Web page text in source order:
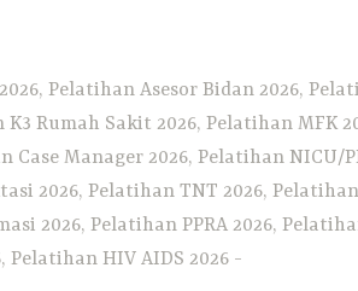
Pelatihan Asesor Bidan 2026,
Rumah Sakit 2026, Pelatihan MFK
Case Manager 2026, Pelatihan NICU/
2026, Pelatihan TNT 2026, Pelatihan
2026, Pelatihan PPRA 2026,
Pelatihan HIV AIDS 2026